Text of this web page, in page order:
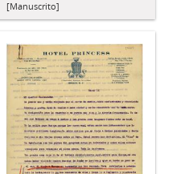
[Manuscrito]